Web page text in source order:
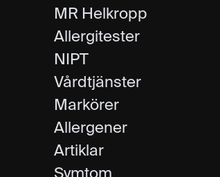
MR Helkropp
Allergitester
NIPT
Vårdtjänster
Markörer
Allergener
Artiklar